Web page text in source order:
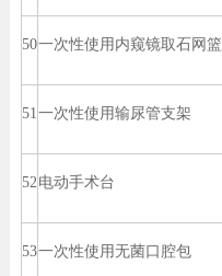
50一次性使用内窥镜取石网篮
51一次性使用输尿管支架
52电动手术台
53一次性使用无菌口腔包